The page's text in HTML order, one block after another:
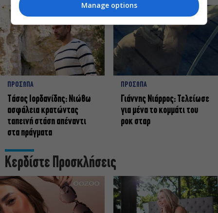
ΠΡΟΣΩΠΑ
Tάσος Ιορδανίδης: Νιώθω
ασφάλεια κρατώντας
ταπεινή στάση απέναντι
στα πράγματα
ΠΡΟΣΩΠΑ
Γιάννης Νιάρρος: Τελείωσε
για μένα το κομμάτι του
ροκ σταρ
Κερδίστε Προσκλήσεις
Manage options